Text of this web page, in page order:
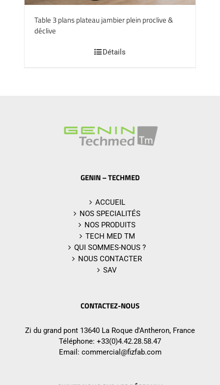
Table 3 plans plateau jambier plein proclive &
déclive
Détails
GENIN – TECHMED
ACCUEIL
NOS SPECIALITÉS
NOS PRODUITS
TECH MED TM
QUI SOMMES-NOUS ?
NOUS CONTACTER
SAV
CONTACTEZ-NOUS
Zi du grand pont 13640 La Roque d'Antheron, France
Téléphone: +33(0)4.42.28.58.47
Email: commercial@fizfab.com